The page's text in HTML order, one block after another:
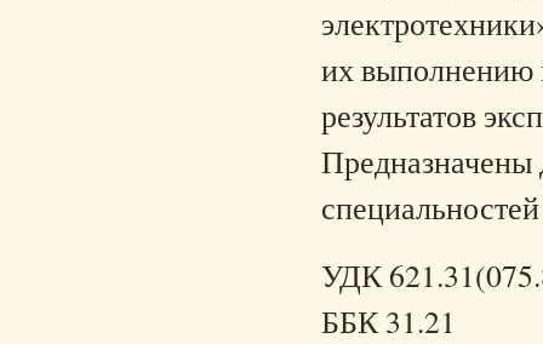
их выполнению
результатов
Предназначены
УДК
ББК 31.21